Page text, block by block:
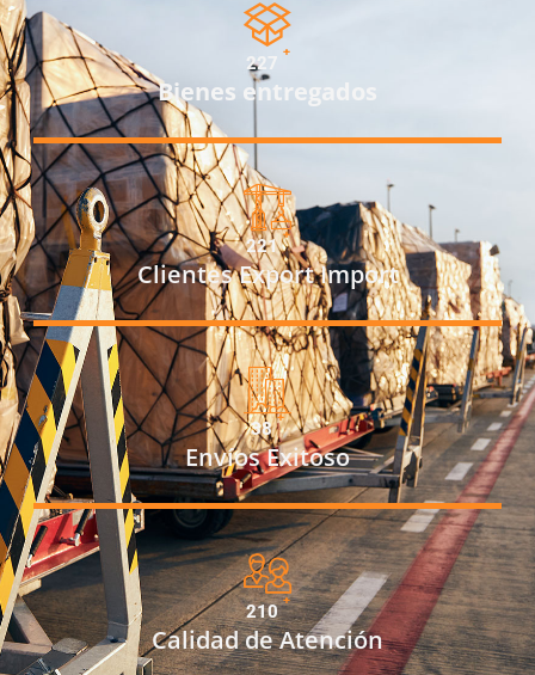
254
+
Bienes entregados
254
+
Clientes Export Import
45
+
Envíos Exitoso
254
+
Calidad de Atención